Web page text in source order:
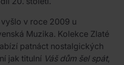
vyšlo v roce 2009 u
Muzika. Kolekce Zlaté
patnáct nostalgických
jak titulní Váš dům šel spát,